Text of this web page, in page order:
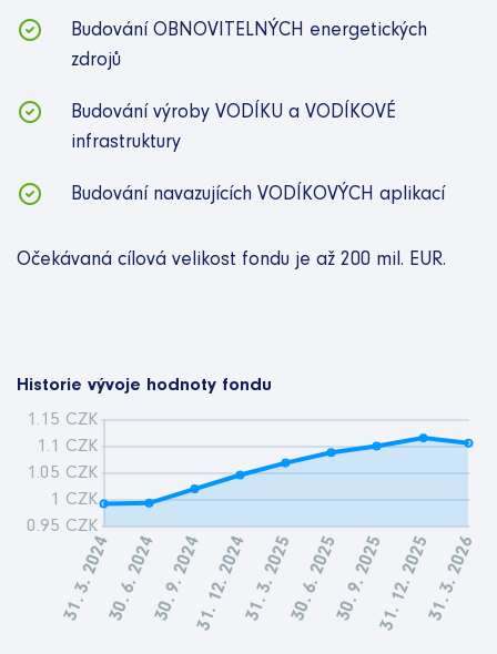
Budování OBNOVITELNÝCH energetických
zdrojů
Budování výroby VODÍKU a VODÍKOVÉ
infrastruktury
Budování navazujících VODÍKOVÝCH aplikací
Očekávaná cílová velikost fondu je až 200 mil. EUR.
Historie vývoje hodnoty fondu